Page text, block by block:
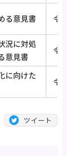
る意見書 令
況に対処
意見書
令
に向けた
令